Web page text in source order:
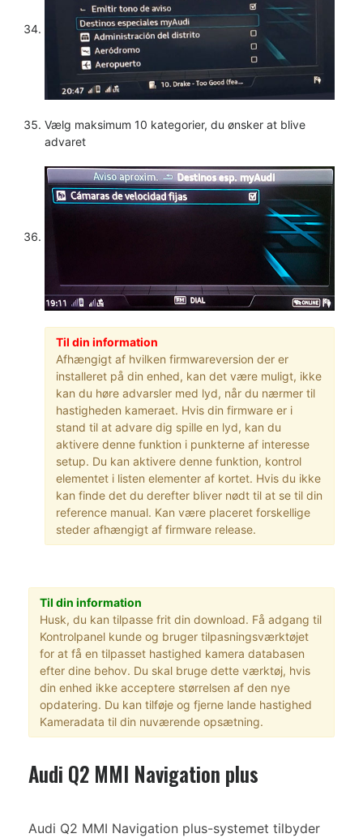
Vælg maksimum 10 kategorier, du ønsker at blive
advaret
Til din information
Afhængigt af hvilken firmwareversion der er
installeret på din enhed, kan det være muligt, ikke
kan du høre advarsler med lyd, når du nærmer til
hastigheden kameraet. Hvis din firmware er i
stand til at advare dig spille en lyd, kan du
aktivere denne funktion i punkterne af interesse
setup. Du kan aktivere denne funktion, kontrol
elementet i listen elementer af kortet. Hvis du ikke
kan finde det du derefter bliver nødt til at se til din
reference manual. Kan være placeret forskellige
steder afhængigt af firmware release.
Til din information
Husk, du kan tilpasse frit din download. Få adgang til
Kontrolpanel kunde og bruger tilpasningsværktøjet
for at få en tilpasset hastighed kamera databasen
efter dine behov. Du skal bruge dette værktøj, hvis
din enhed ikke acceptere størrelsen af den nye
opdatering. Du kan tilføje og fjerne lande hastighed
Kameradata til din nuværende opsætning.
Audi Q2 MMI Navigation plus
Audi Q2 MMI Navigation plus-systemet tilbyder